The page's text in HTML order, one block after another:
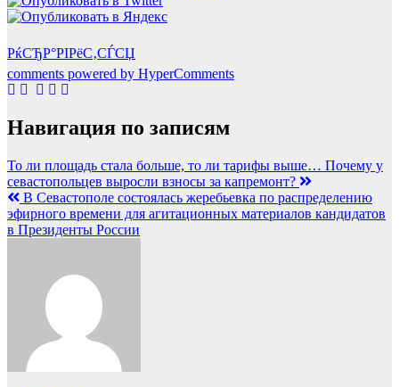
РќСЂР°РІРёС‚СЃСЏ
comments powered by HyperComments
Навигация по записям
То ли площадь стала больше, то ли тарифы выше… Почему у
севастопольцев выросли взносы за капремонт?
В Севастополе состоялась жеребьевка по распределению
эфирного времени для агитационных материалов кандидатов
в Президенты России